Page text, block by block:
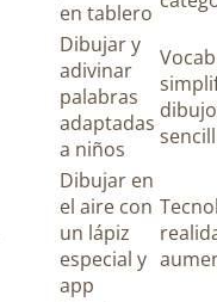
en tablero
Dibujar y
adivinar
palabras
adaptadas
a niños
Dibujar en
el aire con
un lápiz
especial y
app